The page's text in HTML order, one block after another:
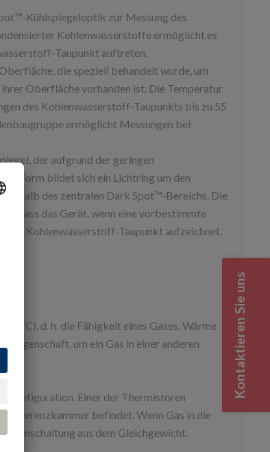
Kühlspiegeloptik zur Messung des
Kohlenwasserstoffe ermöglicht es
Taupunkt auftreten.
die speziell behandelt wurde, um
Oberfläche vorhanden ist. Die Temperatur
des Kohlenwasserstoff-Taupunkts bis zu 55
ermöglicht Messungen bei
der aufgrund der geringen
Form bildet sich ein Lichtring um den
des zentralen Dark Spot™-Bereichs. Die
dass das Gerät, wenn eine vorbestimmte
als Kohlenwasserstoff-Taupunkt aufzeichnet.
d. h. die Fähigkeit eines Gases, Wärme
Eigenschaft, um ein Gas in einer anderen
Konfiguration. Einer der Thermistoren
Referenzkammer befindet. Wenn Gas in die
aus dem Gleichgewicht.
Kontaktieren Sie uns